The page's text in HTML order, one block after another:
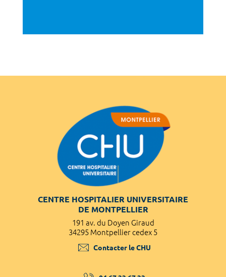
CENTRE HOSPITALIER UNIVERSITAIRE
DE MONTPELLIER
191 av. du Doyen Giraud
34295 Montpellier cedex 5
Contacter le CHU